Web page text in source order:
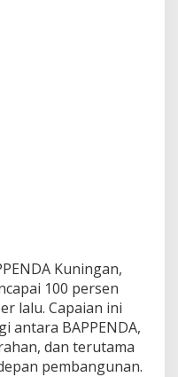
Kuningan,
100 persen
lalu. Capaian ini
antara BAPPENDA,
dan terutama
pembangunan.